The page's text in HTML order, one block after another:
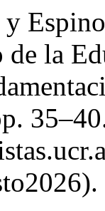
de la